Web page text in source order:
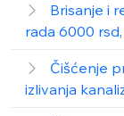
Brisanje i
rada 6000
Čišćenje
izlivanja